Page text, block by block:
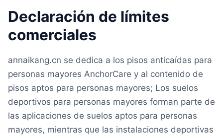
Declaración de límites
comerciales
annaikang.cn se dedica a los pisos anticaídas para
personas mayores AnchorCare y al contenido de
pisos aptos para personas mayores; Los suelos
deportivos para personas mayores forman parte de
las aplicaciones de suelos aptos para personas
mayores, mientras que las instalaciones deportivas